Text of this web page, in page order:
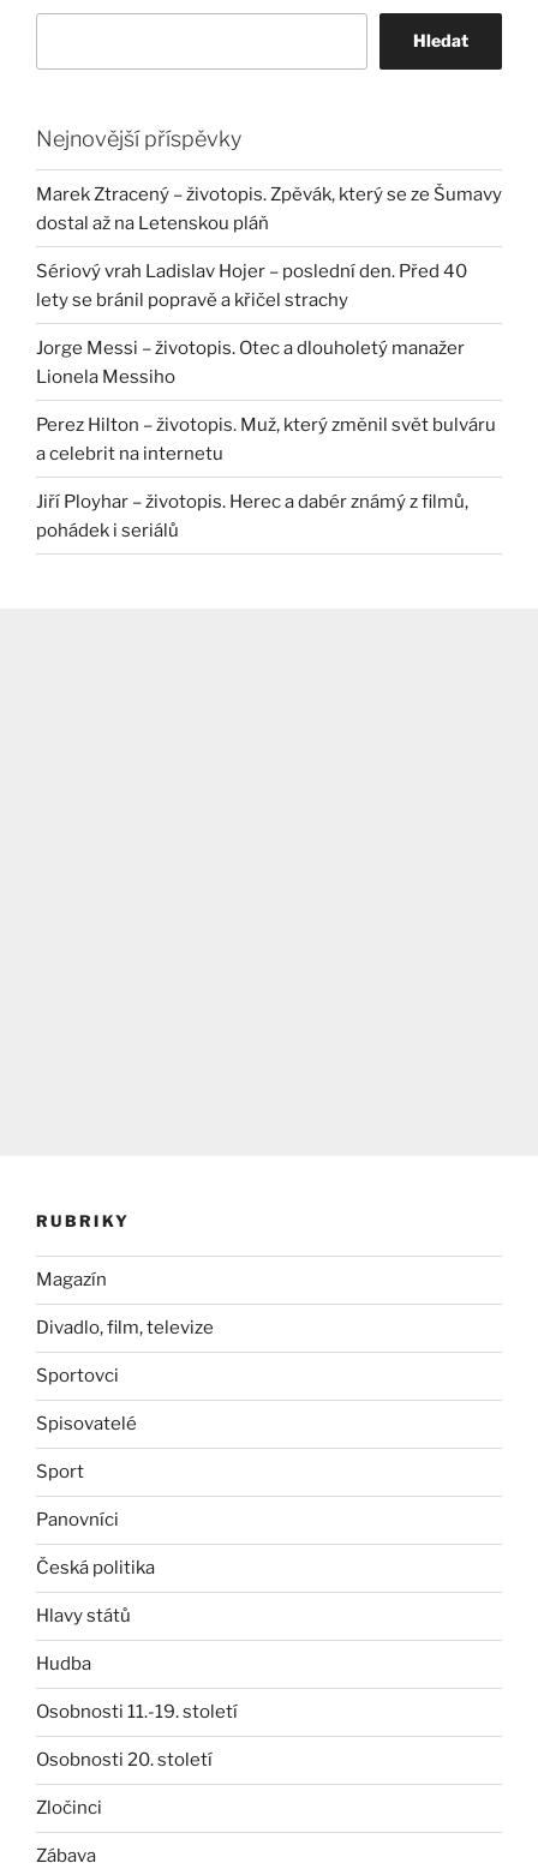
Hledat
Nejnovější příspěvky
Marek Ztracený – životopis. Zpěvák, který se ze Šumavy
dostal až na Letenskou pláň
Sériový vrah Ladislav Hojer – poslední den. Před 40
lety se bránil popravě a křičel strachy
Jorge Messi – životopis. Otec a dlouholetý manažer
Lionela Messiho
Perez Hilton – životopis. Muž, který změnil svět bulváru
a celebrit na internetu
Jiří Ployhar – životopis. Herec a dabér známý z filmů,
pohádek i seriálů
RUBRIKY
Magazín
Divadlo, film, televize
Sportovci
Spisovatelé
Sport
Panovníci
Česká politika
Hlavy států
Hudba
Osobnosti 11.-19. století
Osobnosti 20. století
Zločinci
Zábava